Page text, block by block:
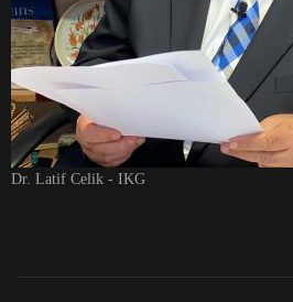
Dr. Latif Celik - IKG